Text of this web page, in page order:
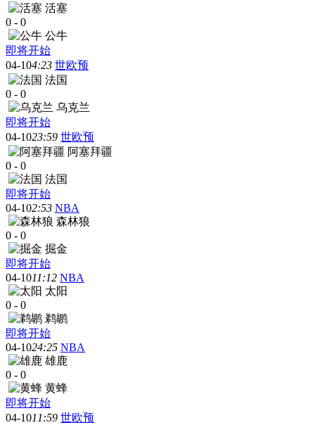
活塞
0 - 0
公牛
即将开始
04-104:23 世欧预
法国
0 - 0
乌克兰
即将开始
04-1023:59 世欧预
阿塞拜疆
0 - 0
法国
即将开始
04-102:53 NBA
森林狼
0 - 0
掘金
即将开始
04-1011:12 NBA
太阳
0 - 0
鹈鹕
即将开始
04-1024:25 NBA
雄鹿
0 - 0
黄蜂
即将开始
04-1011:59 世欧预